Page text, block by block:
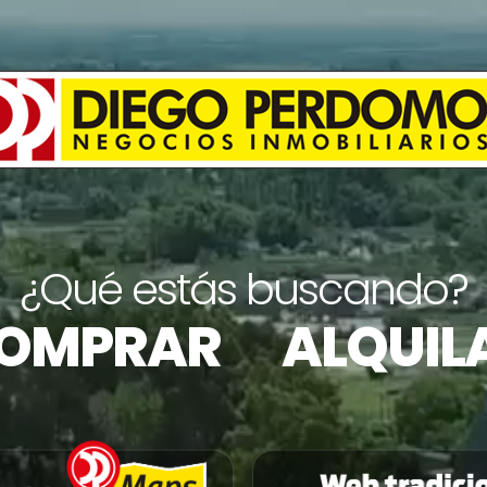
¿Quéestásbuscando?